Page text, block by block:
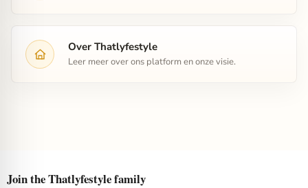
Over Thatlyfestyle
Leer meer over ons platform en onze visie.
Join the Thatlyfestyle family